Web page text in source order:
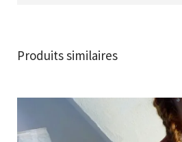
Produits similaires